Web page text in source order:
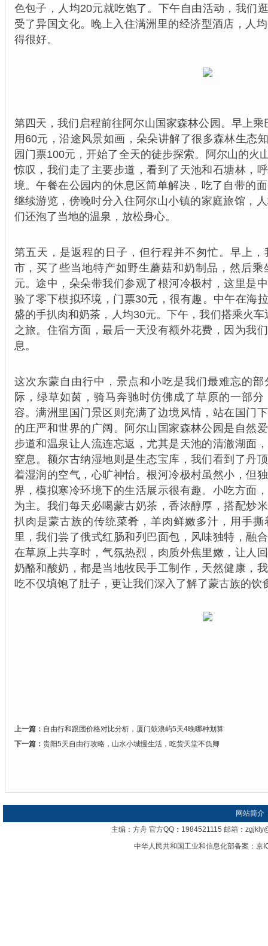
色包子，人均20元就吃饱了。下午自由活动，我们
受了异国文化。晚上入住满洲里的经济型酒店，人
得很好。
第四天，我们启程前往阿尔山国家森林公园。早上
用60元，沿途风景如画，朵朵讲解了很多森林生态
园门票100元，开始了全天的徒步探索。阿尔山的火
惊叹，我们走了主要步道，看到了天池和石塘林，
境。午餐在公园内的休息区简单解决，吃了自带的
继续游览，傍晚时分入住阿尔山小镇的家庭旅馆，
们还泡了当地的温泉，放松身心。
第五天，是返程的日子，但行程并不匆忙。早上
市，买了些当地特产如野生蘑菇和奶制品，然后
元。途中，朵朵带我们参观了根河冷极村，这里是
验了零下模拟环境，门票30元，很有趣。中午在海
盛的手扒肉和奶茶，人均30元。下午，我们搭乘火
之旅。住宿方面，最后一天没有额外花费，因为我
息。
这次东蒙自由行中，景点和小吃是我们最难忘的
际，绿草如茵，骑马奔驰时仿佛成了草原的一部
容。满洲里国门景区则充满了边境风情，站在国门
的庄严和世界的广阔。阿尔山国家森林公园是自然
步道和温泉让人流连忘返，尤其是天池的清澈湖面
窒息。额尔古纳湿地则是生态宝库，我们看到了丹
着湿润的空气，心旷神怡。根河冷极村虽然小，但
界，模拟寒冷环境下的生活展示很有趣。小吃方面
为主。我们每天必喝蒙古奶茶，香浓醇厚，搭配炒
扒肉是蒙古族的传统菜肴，羊肉鲜嫩多汁，用手
里，我们尝了俄式红肠和列巴面包，风味独特，融
在草原上共享时，气氛热烈，肉质外焦里嫩，让人
奶酪和酸奶，都是当地牧民手工制作，天然健康，
吃不仅填饱了肚子，更让我们深入了解了蒙古族的饮
上一篇： 自由行和跟团价格对比分析，厦门鼓浪屿5天4晚哪种划算
下一篇： 贵阳5天自由行攻略，山水小城慢生活，吃货天堂不负卿
网站简介
主编：方舟 官方QQ：1984521115 邮箱：
中华人民共和国工业和信息化部备案： 京